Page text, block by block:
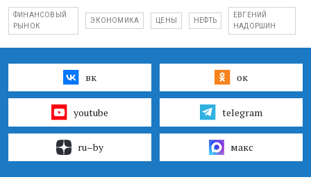
ФИНАНСОВЫЙ
РЫНОК
ЭКОНОМИКА ЦЕНЫ НЕФТЬ
ЕВГЕНИЙ
НАДОРШИН
вк ок
youtube telegram
ru–by макс